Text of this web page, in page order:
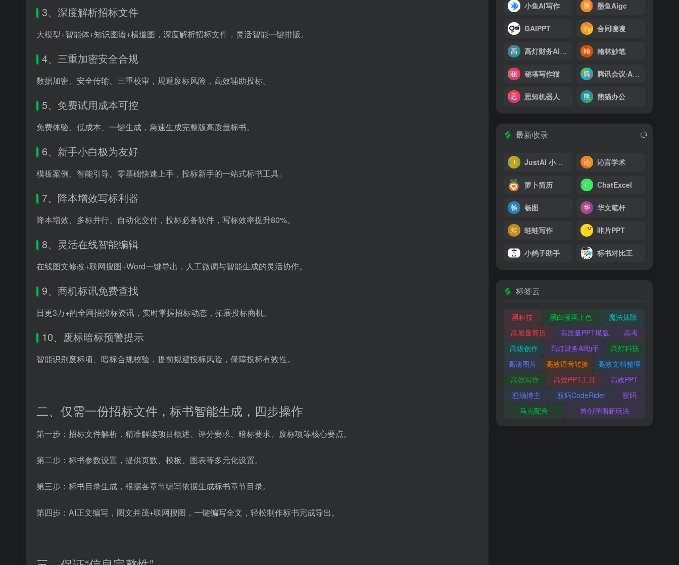
3、深度解析招标文件
大模型+智能体+知识图谱+横道图，深度解析招标文件，灵活智能一键排版。
4、三重加密安全合规
数据加密、安全传输、三重校审，规避废标风险，高效辅助投标。
5、免费试用成本可控
免费体验、低成本、一键生成，急速生成完整版高质量标书。
6、新手小白极为友好
模板案例、智能引导、零基础快速上手，投标新手的一站式标书工具。
7、降本增效写标利器
降本增效、多标并行、自动化交付，投标必备软件，写标效率提升80%。
8、灵活在线智能编辑
在线图文修改+联网搜图+Word一键导出，人工微调与智能生成的灵活协作。
9、商机标讯免费查找
日更3万+的全网招投标资讯，实时掌握招标动态，拓展投标商机。
10、废标暗标预警提示
智能识别废标项、暗标合规校验，提前规避投标风险，保障投标有效性。
二、仅需一份招标文件，标书智能生成，四步操作
第一步：招标文件解析，精准解读项目概述、评分要求、暗标要求、废标项等核心要点。
第二步：标书参数设置，提供页数、模板、图表等多元化设置。
第三步：标书目录生成，根据各章节编写依据生成标书章节目录。
第四步：AI正文编写，图文并茂+联网搜图，一键编写全文，轻松制作标书完成导出。
小鱼AI写作 墨鱼Aigc
GAIPPT 合同嗖嗖
高灯财务AI助手 翰林妙笔
秘塔写作猫 腾讯会议·AI小助手
思知机器人 熊猫办公
最新收录
JustAI 小加同学 沁言学术
萝卜简历 ChatExcel
畅图 华文笔杆
蛙蛙写作 咔片PPT
小鸽子助手 标书对比王
标签云
黑科技 黑白漫画上色
魔法抹除
高质量简历
高质量PPT模版
高考
高级创作
高灯财务AI助手
高灯科技
高清图片
高效语音转换
高效文档整理
高效写作
高效PPT工具
高效PPT
驻场博主
驭码CodeRider
驭码
马克配音
首创弹唱新玩法